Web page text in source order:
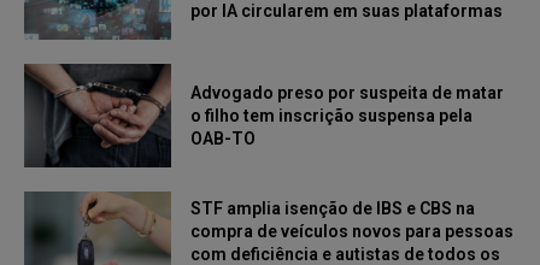
por IA circularem em suas plataformas
Advogado preso por suspeita de matar
o filho tem inscrição suspensa pela
OAB-TO
STF amplia isenção de IBS e CBS na
compra de veículos novos para pessoas
com deficiência e autistas de todos os